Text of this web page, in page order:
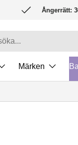
Ångerrätt:
Märken